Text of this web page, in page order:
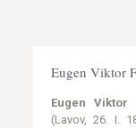
Eugen Viktor
Eugen Viktor
(Lavov, 26. I.